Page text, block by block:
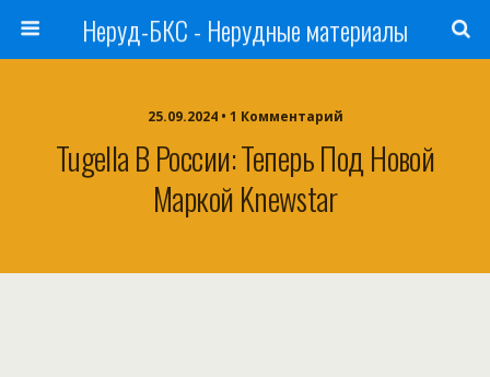
Неруд-БКС - Нерудные материалы
25.09.2024 • 1 Комментарий
Tugella В России: Теперь Под Новой
Маркой Knewstar